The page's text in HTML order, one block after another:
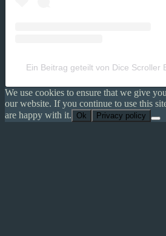
Ein Beitrag geteilt von Dice Scroller
We use cookies to ensure that we give
our website. If you continue to use this
are happy with it.
Ok Privacy policy